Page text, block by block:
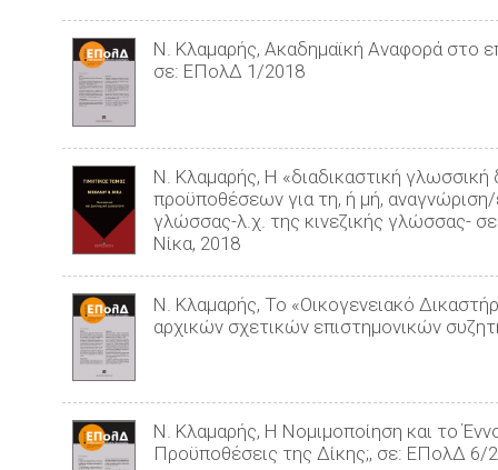
Ν. Κλαμαρής, Ακαδημαϊκή Αναφορά στο
σε: ΕΠολΔ 1/2018
Ν. Κλαμαρής, Η «διαδικαστική
προϋπoθέσεων για τη, ή μή,
γλώσσας-λ.χ. της κινεζικής γλώσσας-
Νίκα, 2018
Ν. Κλαμαρής, Το «Οικογενειακό
αρχικών σχετικών επιστηµονικών
Ν. Κλαμαρής, Η Νοµιµοποίηση και το
Προϋποθέσεις της Δίκης;, σε: ΕΠολΔ 6/